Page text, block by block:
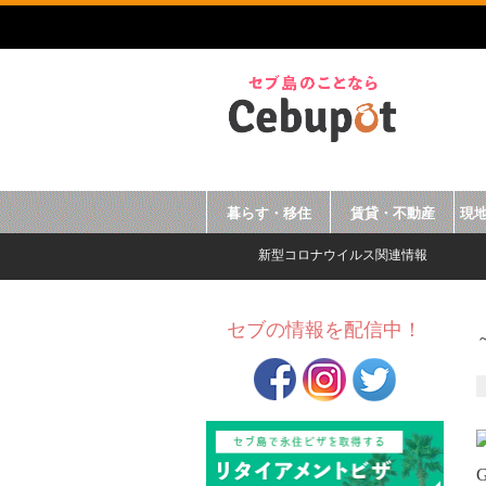
暮らす・移住 賃貸・不動産 現
新型コロナウイルス関連情報
セブの情報を配信中！